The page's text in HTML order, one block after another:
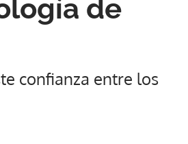
de
confianza entre los